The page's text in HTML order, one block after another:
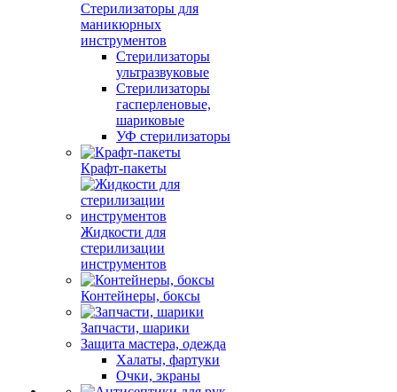
Стерилизаторы для
маникюрных
инструментов
Стерилизаторы
ультразвуковые
Стерилизаторы
гасперленовые,
шариковые
УФ стерилизаторы
Крафт-пакеты
Жидкости для
стерилизации
инструментов
Контейнеры, боксы
Запчасти, шарики
Защита мастера, одежда
Халаты, фартуки
Очки, экраны